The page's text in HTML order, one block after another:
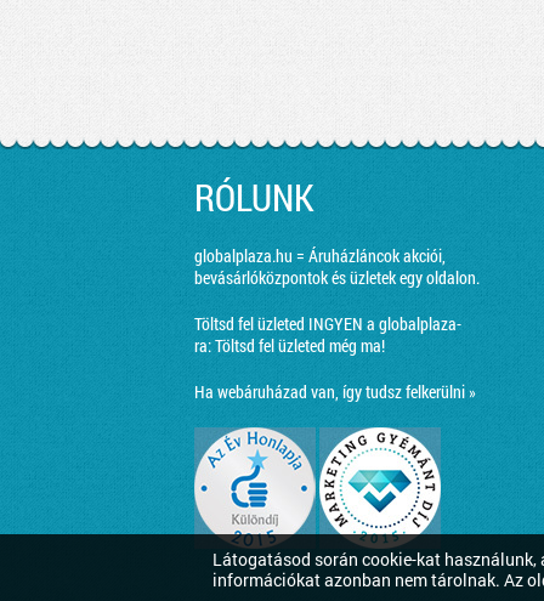
Látogatásod során cookie-kat
információkat azonban nem tárolnak. Az
RÓLUNK
globalplaza.hu = Áruházláncok akciói,
bevásárlóközpontok és üzletek egy oldalon.
Töltsd fel üzleted INGYEN a globalplaza-
ra:Töltsd fel üzleted még ma!
Ha webáruházad van, így tudsz felkerülni »